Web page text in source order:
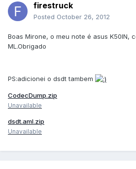
firestruck
Posted October 26, 2012
Boas Mirone, o meu note é asus K50IN,
ML.Obrigado
PS:adicionei o dsdt tambem
CodecDump.zip
Unavailable
dsdt.aml.zip
Unavailable